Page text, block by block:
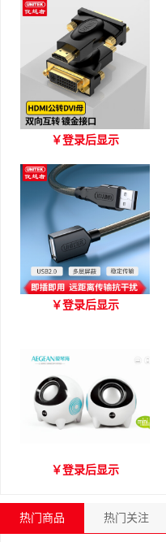
优越者HDMI转DVI双向互
￥登录后显示
优越者Y-C416A 国标
￥登录后显示
爱琴海A2000音箱
￥登录后显示
热门商品 热门关注